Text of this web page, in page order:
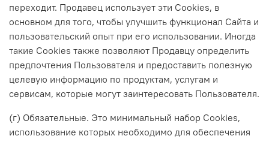
переходит. Продавец использует эти Cookies, в
основном для того, чтобы улучшить функционал Сайта и
пользовательский опыт при его использовании. Иногда
такие Cookies также позволяют Продавцу определить
предпочтения Пользователя и предоставить полезную
целевую информацию по продуктам, услугам и
сервисам, которые могут заинтересовать Пользователя.
(г) Обязательные. Это минимальный набор Cookies,
использование которых необходимо для обеспечения